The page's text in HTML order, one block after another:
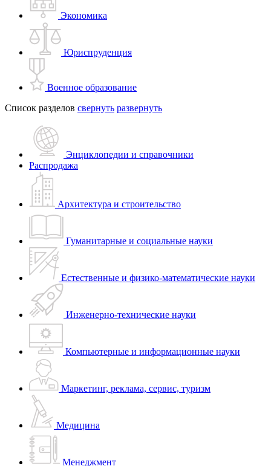
Экономика
Юриспруденция
Военное образование
Список разделов свернуть развернуть
Энциклопедии и справочники
Распродажа
Архитектура и строительство
Гуманитарные и социальные науки
Естественные и физико-математические науки
Инженерно-технические науки
Компьютерные и информационные науки
Маркетинг, реклама, сервис, туризм
Медицина
Менеджмент